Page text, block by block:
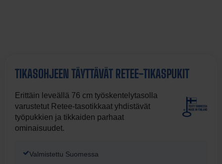
TIKASOHJEEN TÄYTTÄVÄT RETEE-TIKASPUKIT
Erittäin leveällä 76 cm työskentelytasolla
varustetut Retee-tasotikkaat yhdistävät
työpukkien ja tikkaiden parhaat
ominaisuudet.
Valmistettu Suomessa